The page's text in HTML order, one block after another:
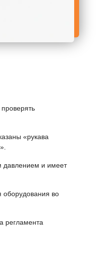
«рукава
давлением и имеет
оборудования во
регламента